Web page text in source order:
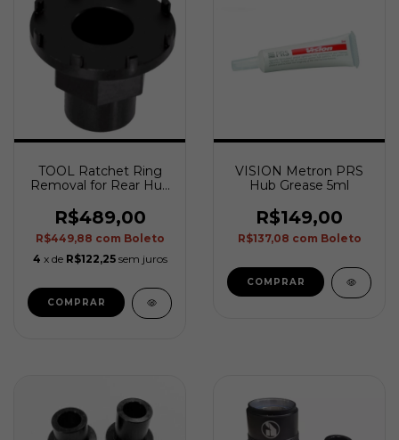
TOOL Ratchet Ring
Removal for Rear Hub
R$489,00
R$449,88 com Boleto
4 x de R$122,25 sem juros
VISION Metron PRS
Hub Grease 5ml
R$149,00
R$137,08 com Boleto